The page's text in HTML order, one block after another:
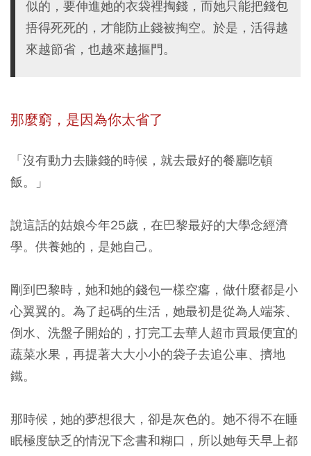
似的，要伸進她的衣袋裡掏錢，而她只能把錢包
捂得死死的，才能防止錢被掏空。於是，活得越
來越節省，也越來越摳門。
那麼窮，是因為你太省了
「沒有動力去賺錢的時候，就去最好的餐廳吃頓
飯。」
說這話的姑娘今年25歲，在巴黎最好的大學念經濟
學。供養她的，是她自己。
剛到巴黎時，她和她的錢包一樣空癟，做什麼都是小
心翼翼的。為了起碼的生活，她最初是從為人端茶、
倒水、洗盤子開始的，打完工去華人超市買最便宜的
蔬菜水果，再提著大大小小的袋子去追公車、擠地
鐵。
那時候，她的夢想很大，卻是灰色的。她不得不在睡
眠極度缺乏的情況下念書和糊口，所以她每天早上都